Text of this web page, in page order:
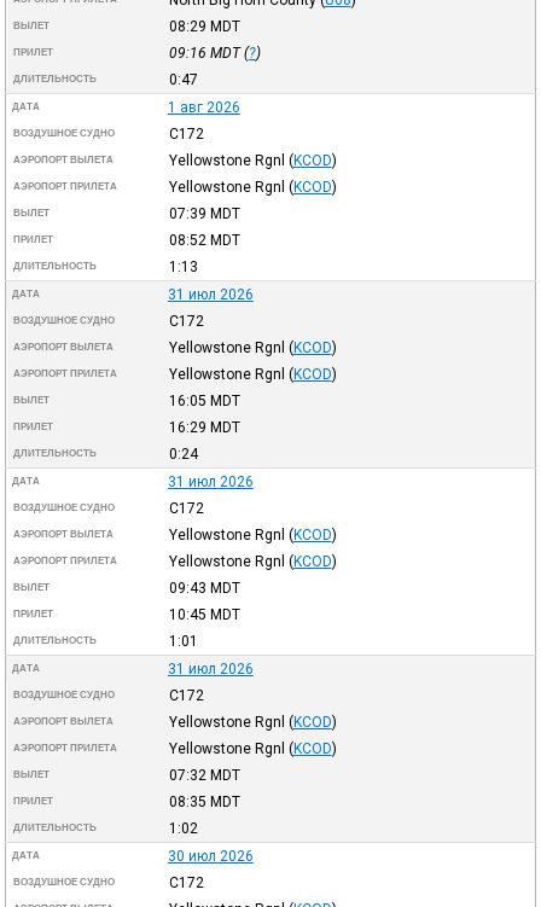
ВЫЛЕТ 08:29 MDT
ПРИЛЕТ 09:16 MDT(?)
ДЛИТЕЛЬНОСТЬ 0:47
ДАТА 1 авг 2026
ВОЗДУШНОЕ СУДНО C172
АЭРОПОРТ ВЫЛЕТА Yellowstone Rgnl (KCOD)
АЭРОПОРТ ПРИЛЕТА Yellowstone Rgnl (KCOD)
ВЫЛЕТ 07:39 MDT
ПРИЛЕТ 08:52 MDT
ДЛИТЕЛЬНОСТЬ 1:13
ДАТА 31 июл 2026
ВОЗДУШНОЕ СУДНО C172
АЭРОПОРТ ВЫЛЕТА Yellowstone Rgnl (KCOD)
АЭРОПОРТ ПРИЛЕТА Yellowstone Rgnl (KCOD)
ВЫЛЕТ 16:05 MDT
ПРИЛЕТ 16:29 MDT
ДЛИТЕЛЬНОСТЬ 0:24
ДАТА 31 июл 2026
ВОЗДУШНОЕ СУДНО C172
АЭРОПОРТ ВЫЛЕТА Yellowstone Rgnl (KCOD)
АЭРОПОРТ ПРИЛЕТА Yellowstone Rgnl (KCOD)
ВЫЛЕТ 09:43 MDT
ПРИЛЕТ 10:45 MDT
ДЛИТЕЛЬНОСТЬ 1:01
ДАТА 31 июл 2026
ВОЗДУШНОЕ СУДНО C172
АЭРОПОРТ ВЫЛЕТА Yellowstone Rgnl (KCOD)
АЭРОПОРТ ПРИЛЕТА Yellowstone Rgnl (KCOD)
ВЫЛЕТ 07:32 MDT
ПРИЛЕТ 08:35 MDT
ДЛИТЕЛЬНОСТЬ 1:02
ДАТА 30 июл 2026
ВОЗДУШНОЕ СУДНО C172